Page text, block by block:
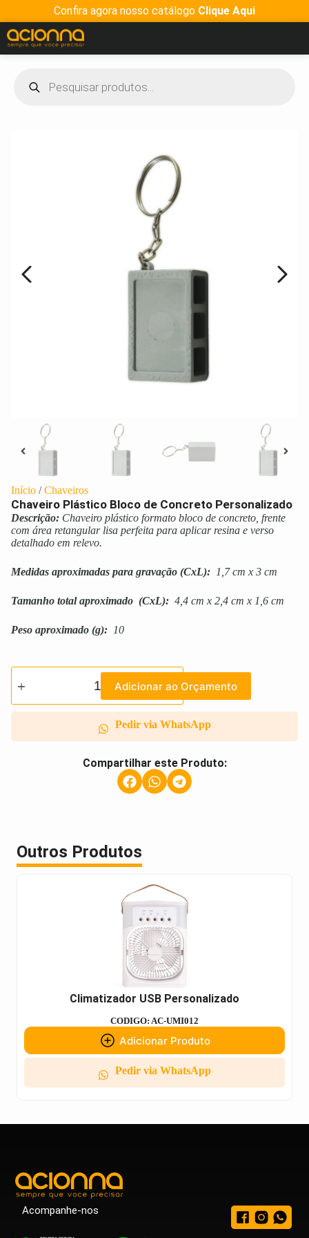
Confira agora nosso catálogo Clique Aqui
Início /Chaveiros
Chaveiro Plástico Bloco de Concreto Personalizado
Descrição: Chaveiro plástico formato bloco de concreto, frente
com área retangular lisa perfeita para aplicar resina e verso
detalhado em relevo.
Medidas aproximadas para gravação (CxL): 1,7 cm x 3 cm
Tamanho total aproximado (CxL): 4,4 cm x 2,4 cm x 1,6 cm
Peso aproximado (g): 10
Adicionar ao Orçamento
Pedir via WhatsApp
Compartilhar este Produto:
Outros Produtos
Climatizador USB Personalizado
CODIGO: AC-UMI012
Adicionar Produto
Pedir via WhatsApp
Acompanhe-nos